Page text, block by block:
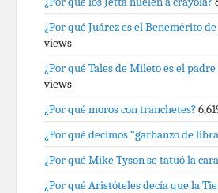
¿Por qué Juárez es el Benemérito
views
¿Por qué Tales de Mileto es el
views
¿Por qué moros con tranchetes?
¿Por qué decimos “garbanzo de
¿Por qué Mike Tyson se tatuó la
¿Por qué Aristóteles decía que la